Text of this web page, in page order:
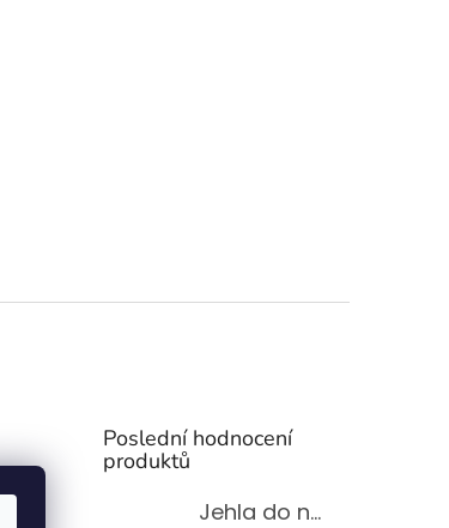
Poslední hodnocení
produktů
Jehla do nádrže k nezávislému topení